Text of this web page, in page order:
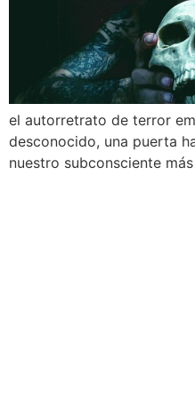
el autorretrato de terror
desconocido, una puerta
nuestro subconsciente